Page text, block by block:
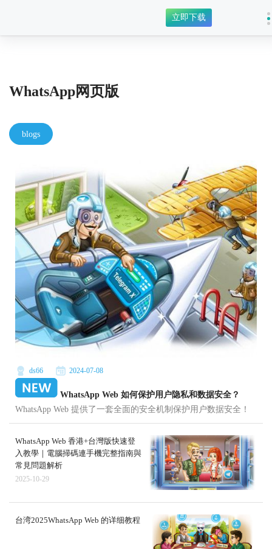
立即下载
WhatsApp网页版
blogs
ds66 2024-07-08
WhatsApp Web 如何保护用户隐私和数据安全？
WhatsApp Web 提供了一套全面的安全机制保护用户数据安全！
WhatsApp Web 香港+台灣版快速登
入教學｜電腦掃碼連手機完整指南與
常見問題解析
2025-10-29
台湾2025WhatsApp Web 的详细教程